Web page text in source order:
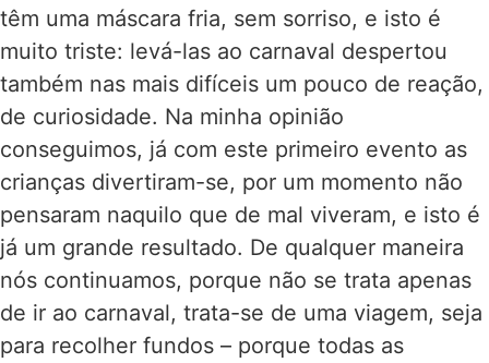
têm uma máscara fria, sem sorriso, e isto é
muito triste: levá-las ao carnaval despertou
também nas mais difíceis um pouco de reação,
de curiosidade. Na minha opinião
conseguimos, já com este primeiro evento as
crianças divertiram-se, por um momento não
pensaram naquilo que de mal viveram, e isto é
já um grande resultado. De qualquer maneira
nós continuamos, porque não se trata apenas
de ir ao carnaval, trata-se de uma viagem, seja
para recolher fundos – porque todas as